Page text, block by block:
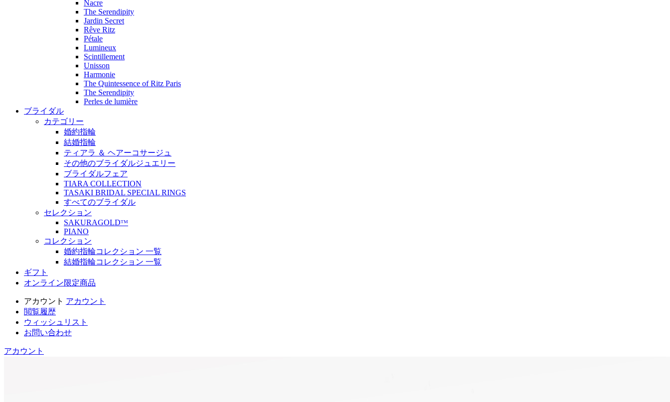
Nacre
The Serendipity
Jardin Secret
Rêve Ritz
Pétale
Lumineux
Scintillement
Unisson
Harmonie
The Quintessence of Ritz Paris
The Serendipity
Perles de lumière
ブライダル
カテゴリー
婚約指輪
結婚指輪
ティアラ ＆ ヘアーコサージュ
その他のブライダルジュエリー
ブライダルフェア
TIARA COLLECTION
TASAKI BRIDAL SPECIAL RINGS
すべてのブライダル
セレクション
SAKURAGOLDᵀᴹ
PIANO
コレクション
婚約指輪コレクション 一覧
結婚指輪コレクション 一覧
ギフト
オンライン限定商品
アカウント アカウント
閲覧履歴
ウィッシュリスト
お問い合わせ
アカウント